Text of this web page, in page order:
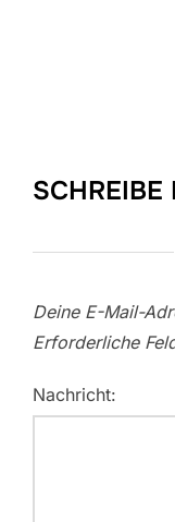
SCHREIBE
Deine E-Mail-
Erforderliche
Nachricht: